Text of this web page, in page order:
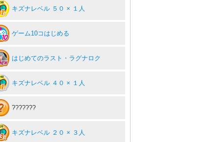
キズナレベル ５０ × １人
ゲーム10コはじめる
はじめてのラスト・ラグナロク
キズナレベル ４０ × １人
???????
キズナレベル ２０ × ３人